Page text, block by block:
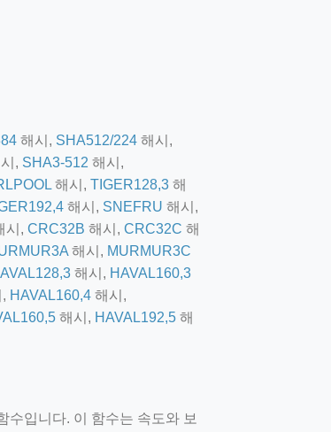
해시, SHA512/224 해시,
, SHA3-512 해시,
해시, TIGER128,3 해
해시, SNEFRU 해시,
시, CRC32B 해시, CRC32C 해
해시, MURMUR3C
해시, HAVAL160,3
HAVAL160,4 해시,
해시, HAVAL192,5 해
수입니다. 이 함수는 속도와 보